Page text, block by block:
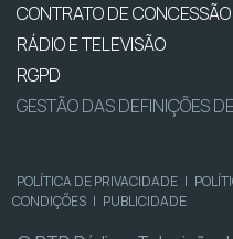
CONTRATO DE
RÁDIO E TELEVISÃO
RGPD
GESTÃO DAS DEFINIÇÕES
POLÍTICA DE PRIVACIDADE |
CONDIÇÕES | PUBLICIDADE